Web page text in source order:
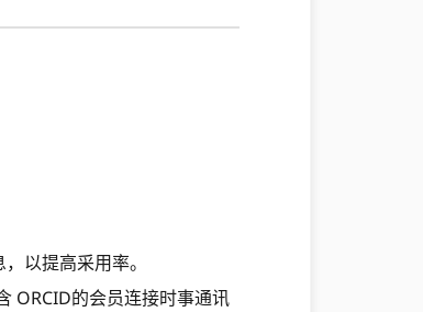
以提高采用率。
ORCID的会员连接时事通讯